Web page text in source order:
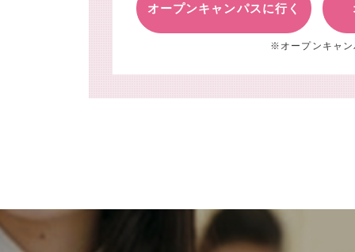
オープンキャンパスに行く
※オープンキャン